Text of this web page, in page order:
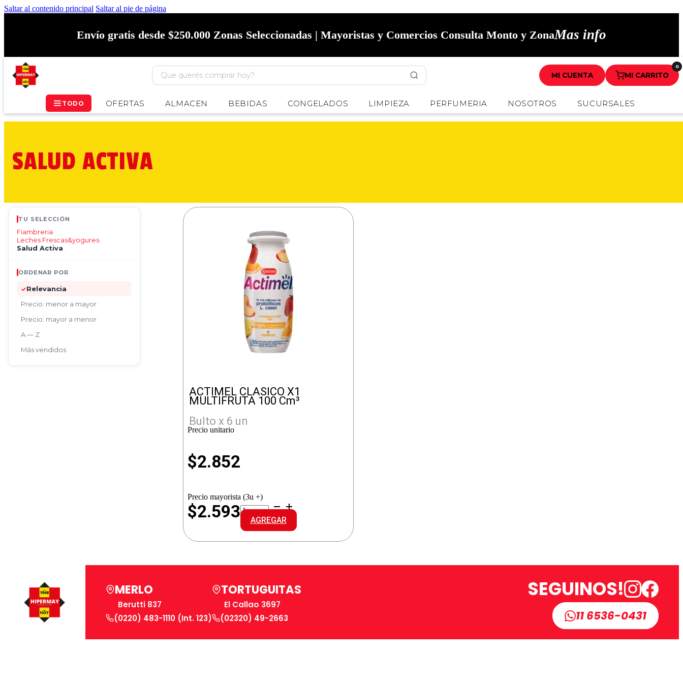
Saltar al contenido principal Saltar al pie de página
Envío gratis desde $250.000 Zonas Seleccionadas | Mayoristas y Comercios Consulta Monto y ZonaMas info
MI CUENTA MI CARRITO
0
TODO OFERTAS ALMACEN BEBIDAS CONGELADOS LIMPIEZA PERFUMERIA NOSOTROS SUCURSALES
SALUD ACTIVA
TU SELECCIÓN
Fiambreria›
Leches Frescas&yogures›
Salud Activa
ORDENAR POR
✓Relevancia
Precio: menor a mayor
Precio: mayor a menor
A — Z
Más vendidos
ACTIMEL CLASICO X1
MULTIFRUTA 100 Cm³
Bulto x 6 un
Precio unitario
$2.852
Precio mayorista (3u +)
$2.593ACTIMEL
CLASICO
MULTIFRUTA
cantidad
AGREGAR
MERLO
Berutti 837
(0220) 483-1110 (Int. 123)
TORTUGUITAS
El Callao 3697
(02320) 49-2663
SEGUINOS!
11 6536-0431